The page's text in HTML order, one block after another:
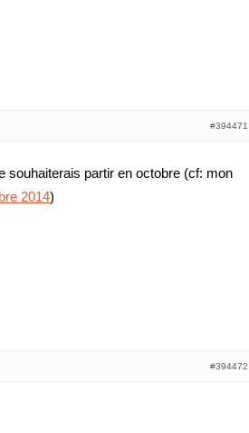
#394471
souhaiterais partir en octobre (cf: mon
2014)
#394472